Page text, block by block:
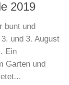
2019
bunt und
und 3. August
Ein
Garten und